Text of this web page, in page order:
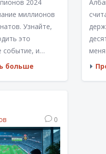
2024
миллионов
Узнайте,
это
событие, и
место
футбольной
узнать все
к
больше
0